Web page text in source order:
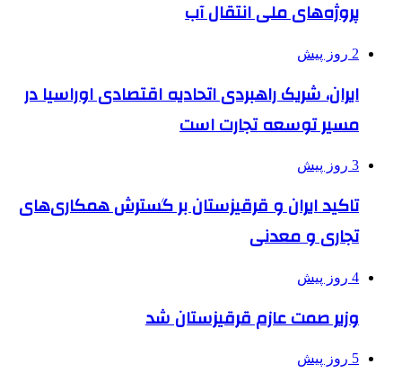
پروژه‌های ملی انتقال آب
2 روز پیش
ایران، شریک راهبردی اتحادیه اقتصادی اوراسیا در
مسیر توسعه تجارت است
3 روز پیش
تاکید ایران و قرقیزستان بر گسترش همکاری‌های
تجاری و معدنی
4 روز پیش
وزیر صمت عازم قرقیزستان شد
5 روز پیش